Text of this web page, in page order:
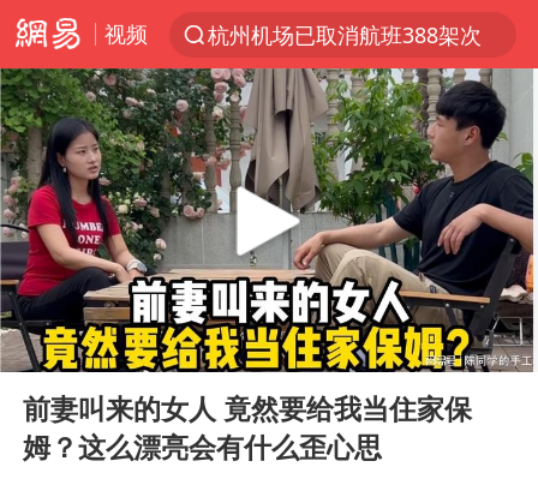
视频
杭州机场已取消航班388架次
上半年我国经营主体结构持续优化
白海豚将给京津冀带来大暴雨
刘嘉玲晒与周星驰合照
《披荆斩棘2026》阵容官宣
上海有出现龙卷潜势
国足U17与阿森纳决赛取消 并列冠军
香港高温刷新历史纪录
王艺迪无缘横滨赛决赛
Play
00:00 08:06
前妻叫来的女人 竟然要给我当住家保
姆？这么漂亮会有什么歪心思